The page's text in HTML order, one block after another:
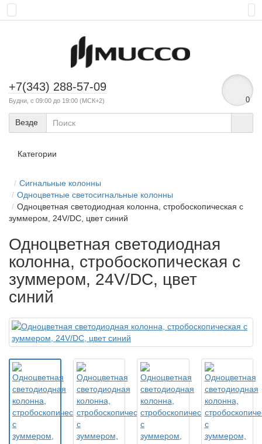
+7(343) 288-57-09
Будни, с 09:00 до 19:00 (МСК+2) 0
Везде
Категории
Сигнальные колонны
Одноцветные светосигнальные колонны
Одноцветная светодиодная колонна, стробоскопическая с
зуммером, 24V/DC, цвет синий
Одноцветная светодиодная
колонна, стробоскопическая с
зуммером, 24V/DC, цвет
синий